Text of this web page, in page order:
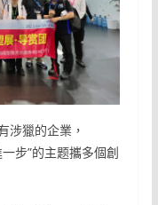
涉獵的企業，
步”的主题攜多個創